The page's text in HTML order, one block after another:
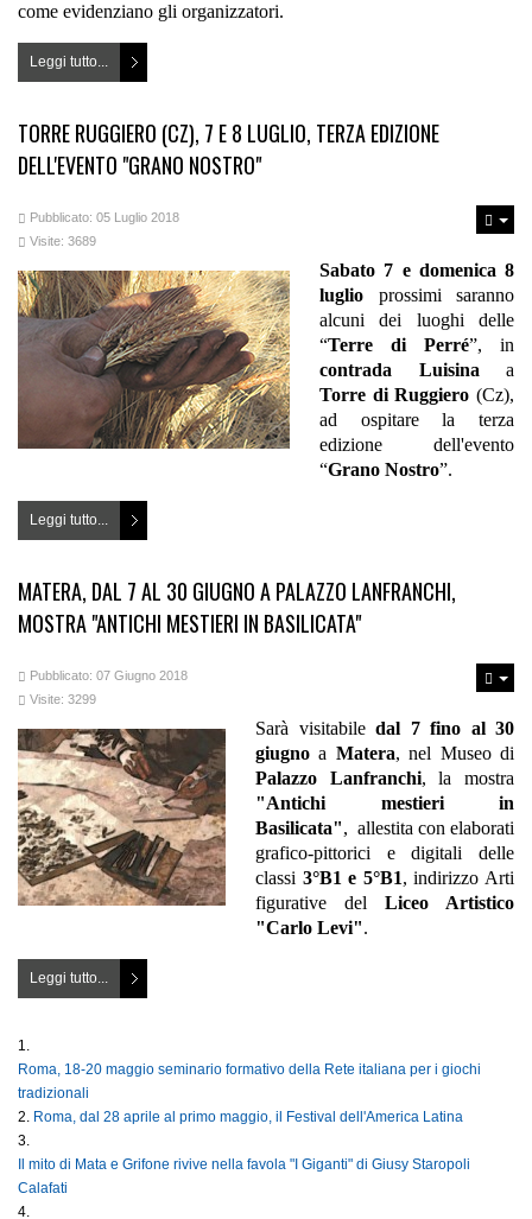
come evidenziano gli organizzatori.
Leggi tutto...
TORRE RUGGIERO (CZ), 7 E 8 LUGLIO, TERZA EDIZIONE
DELL'EVENTO "GRANO NOSTRO"
Pubblicato: 05 Luglio 2018
Visite: 3689
Sabato 7 e domenica 8
luglio prossimi saranno
alcuni dei luoghi delle
“Terre di Perré”, in
contrada Luisina a
Torre di Ruggiero (Cz),
ad ospitare la terza
edizione dell'evento
“Grano Nostro”.
Leggi tutto...
MATERA, DAL 7 AL 30 GIUGNO A PALAZZO LANFRANCHI,
MOSTRA "ANTICHI MESTIERI IN BASILICATA"
Pubblicato: 07 Giugno 2018
Visite: 3299
Sarà visitabile dal 7 fino al 30
giugno a Matera, nel Museo di
Palazzo Lanfranchi, la mostra
"Antichi mestieri in
Basilicata", allestita con elaborati
grafico-pittorici e digitali delle
classi 3°B1 e 5°B1, indirizzo Arti
figurative del Liceo Artistico
"Carlo Levi".
Leggi tutto...
Roma, 18-20 maggio seminario formativo della Rete italiana per i giochi
tradizionali
Roma, dal 28 aprile al primo maggio, il Festival dell'America Latina
Il mito di Mata e Grifone rivive nella favola "I Giganti" di Giusy Staropoli
Calafati